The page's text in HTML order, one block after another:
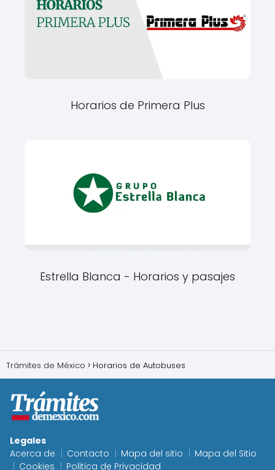
Horarios de Primera Plus
Estrella Blanca - Horarios y pasajes
Trámites de México Horarios de Autobuses
Legales
Acerca de
Contacto Mapa del sitio
Mapa del Sitio
Cookies
Politica de Privacidad